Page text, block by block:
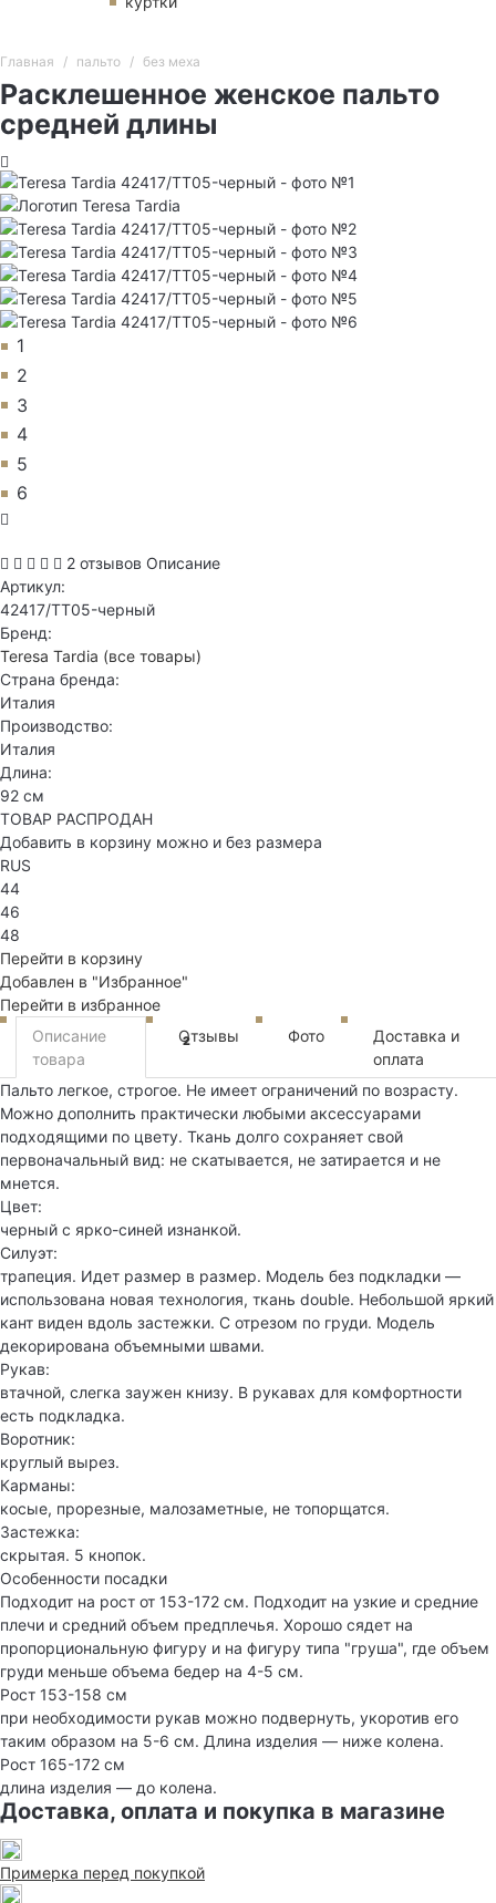
Главная пальто без меха
Расклешенное женское пальто
средней длины
1
2
3
4
5
6
2 отзывов Описание
Артикул:
42417/TT05-черный
Бренд:
Teresa Tardia (все товары)
Страна бренда:
Италия
Производство:
Италия
Длина:
92 см
ТОВАР РАСПРОДАН
Добавить в корзину можно и без размера
RUS
44
46
48
Перейти в корзину
Добавлен в "Избранное"
Перейти в избранное
Описание
товара
Отзывы
2 Фото
Доставка и
оплата
Пальто легкое, строгое. Не имеет ограничений по возрасту.
Можно дополнить практически любыми аксессуарами
подходящими по цвету. Ткань долго сохраняет свой
первоначальный вид: не скатывается, не затирается и не
мнется.
Цвет:
черный с ярко-синей изнанкой.
Силуэт:
трапеция. Идет размер в размер. Модель без подкладки —
использована новая технология, ткань double. Небольшой яркий
кант виден вдоль застежки. С отрезом по груди. Модель
декорирована объемными швами.
Рукав:
втачной, слегка заужен книзу. В рукавах для комфортности
есть подкладка.
Воротник:
круглый вырез.
Карманы:
косые, прорезные, малозаметные, не топорщатся.
Застежка:
скрытая. 5 кнопок.
Особенности посадки
Подходит на рост от 153-172 см. Подходит на узкие и средние
плечи и средний объем предплечья. Хорошо сядет на
пропорциональную фигуру и на фигуру типа "груша", где объем
груди меньше объема бедер на 4-5 см.
Рост 153-158 см
при необходимости рукав можно подвернуть, укоротив его
таким образом на 5-6 см. Длина изделия — ниже колена.
Рост 165-172 см
длина изделия — до колена.
Доставка, оплата и покупка в магазине
Примерка перед покупкой